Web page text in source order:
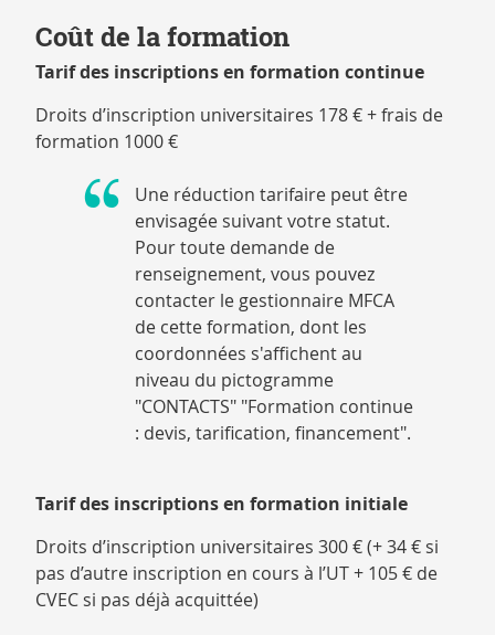
Coût de la formation
Tarif des inscriptions en formation continue
Droits d’inscription universitaires 178 € + frais de
formation 1000 €
Une réduction tarifaire peut être
envisagée suivant votre statut.
Pour toute demande de
renseignement, vous pouvez
contacter le gestionnaire MFCA
de cette formation, dont les
coordonnées s'affichent au
niveau du pictogramme
"CONTACTS" "Formation continue
: devis, tarification, financement".
Tarif des inscriptions en formation initiale
Droits d’inscription universitaires 300 € (+ 34 € si
pas d’autre inscription en cours à l’UT + 105 € de
CVEC si pas déjà acquittée)